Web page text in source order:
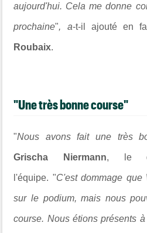
aujourd'hui. Cela me donne
prochaine", a-t-il ajouté en
Roubaix.
"Une très bonne course"
"Nous avons fait une très
Grischa Niermann, le
l'équipe. "C'est dommage
sur le podium, mais nous
course. Nous étions présents